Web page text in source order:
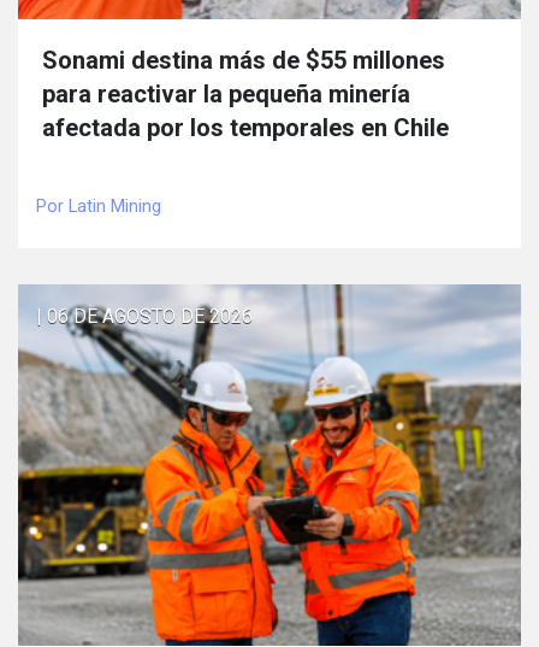
Sonami destina más de $55 millones
para reactivar la pequeña minería
afectada por los temporales en Chile
Por Latin Mining
| 06 DE AGOSTO DE 2026